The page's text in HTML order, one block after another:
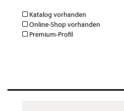
Katalog vorhanden
Online-Shop vorhanden
Premium-Profil